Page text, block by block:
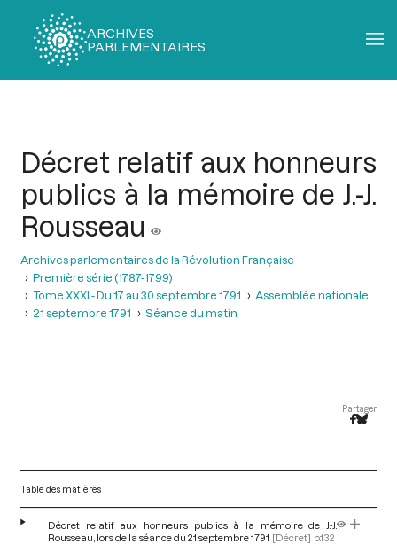
ARCHIVES
PARLEMENTAIRES
Décret relatif aux honneurs
publics à la mémoire de J.-J.
Rousseau
Archives parlementaires de la Révolution Française
Première série (1787-1799)
Tome XXXI - Du 17 au 30 septembre 1791
Assemblée nationale
21 septembre 1791
Séance du matin
Partager
Table des matières
Décret relatif aux honneurs publics à la mémoire de J.-J.
Rousseau, lors de la séance du 21 septembre 1791 [Décret] p.132